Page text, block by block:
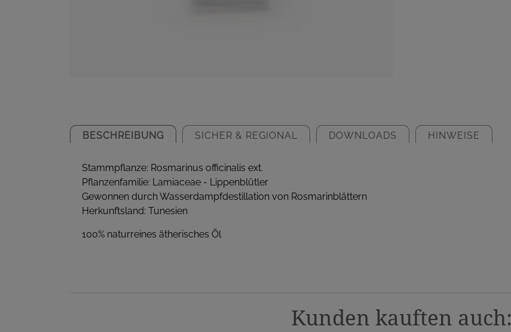
BESCHREIBUNG SICHER & REGIONAL DOWNLOADS HINWEISE
Stammpflanze: Rosmarinus officinalis ext.
Pflanzenfamilie: Lamiaceae - Lippenblütler
Gewonnen durch Wasserdampfdestillation von Rosmarinblättern
Herkunftsland: Tunesien
100% naturreines ätherisches Öl
Kunden kauften auch: